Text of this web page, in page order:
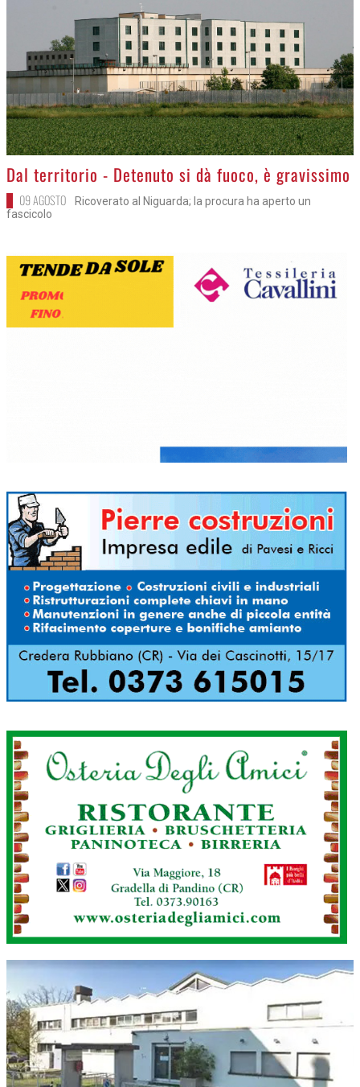
>
Dal territorio - Detenuto si dà fuoco, è gravissimo
09 AGOSTO
Ricoverato al Niguarda; la procura ha aperto un
fascicolo